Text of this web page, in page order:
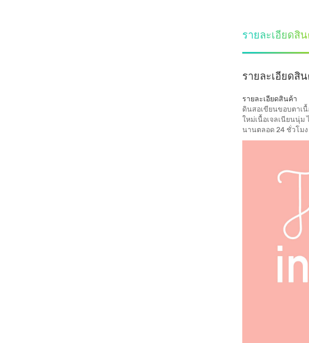
รายละเอียดสิ
รายละเอียดสิ
รายละเอียดสินค้า
ดินสอเขียนขอบตาเ
ใหม่เนื้อเจลเนียนนุ่ม
นานตลอด 24 ชั่วโมง